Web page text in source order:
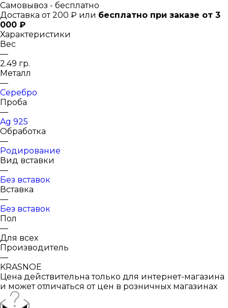
Самовывоз - бесплатно
Доставка от 200 ₽ или бесплатно при заказе от 3
000 ₽
Характеристики
Вес
—
2.49 гр.
Металл
—
Серебро
Проба
—
Ag 925
Обработка
—
Родирование
Вид вставки
—
Без вставок
Вставка
—
Без вставок
Пол
—
Для всех
Производитель
—
KRASNOE
Цена действительна только для интернет-магазина
и может отличаться от цен в розничных магазинах